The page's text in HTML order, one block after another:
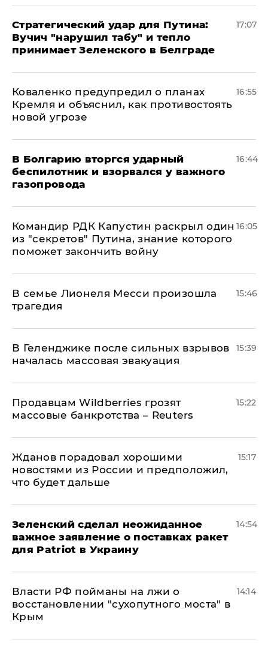
Стратегический удар для Путина:
Вучич "нарушил табу" и тепло
принимает Зеленского в Белграде
17:07
Коваленко предупредил о планах
Кремля и объяснил, как противостоять
новой угрозе
16:55
В Болгарию вторгся ударный
беспилотник и взорвался у важного
газопровода
16:44
Командир РДК Капустин раскрыл один
из "секретов" Путина, знание которого
поможет закончить войну
16:05
В семье Лионеля Месси произошла
трагедия
15:46
В Геленджике после сильных взрывов
началась массовая эвакуация
15:39
Продавцам Wildberries грозят
массовые банкротства – Reuters
15:22
Жданов порадовал хорошими
новостями из России и предположил,
что будет дальше
15:17
Зеленский сделал неожиданное
важное заявление о поставках ракет
для Patriot в Украину
14:54
Власти РФ пойманы на лжи о
восстановлении "сухопутного моста" в
Крым
14:14